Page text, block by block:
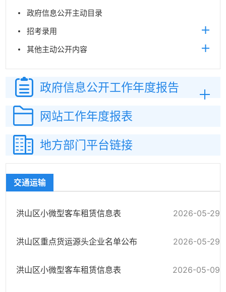
政府信息公开主动目录
招考录用
其他主动公开内容
政府信息公开工作年度报告
网站工作年度报表
地方部门平台链接
交通运输
洪山区小微型客车租赁信息表 2026-05-29
洪山区重点货运源头企业名单公布 2026-05-29
洪山区小微型客车租赁信息表 2026-05-09